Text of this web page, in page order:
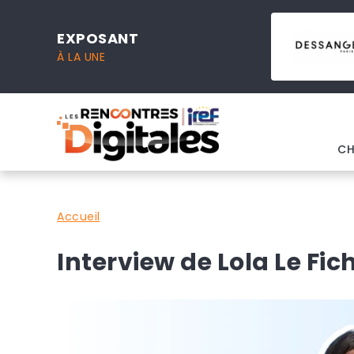
EXPOSANT
À LA UNE
EXPOSANT
À LA UNE
EXPOSANT
À LA UNE
Accueil
Interview de Lola Le